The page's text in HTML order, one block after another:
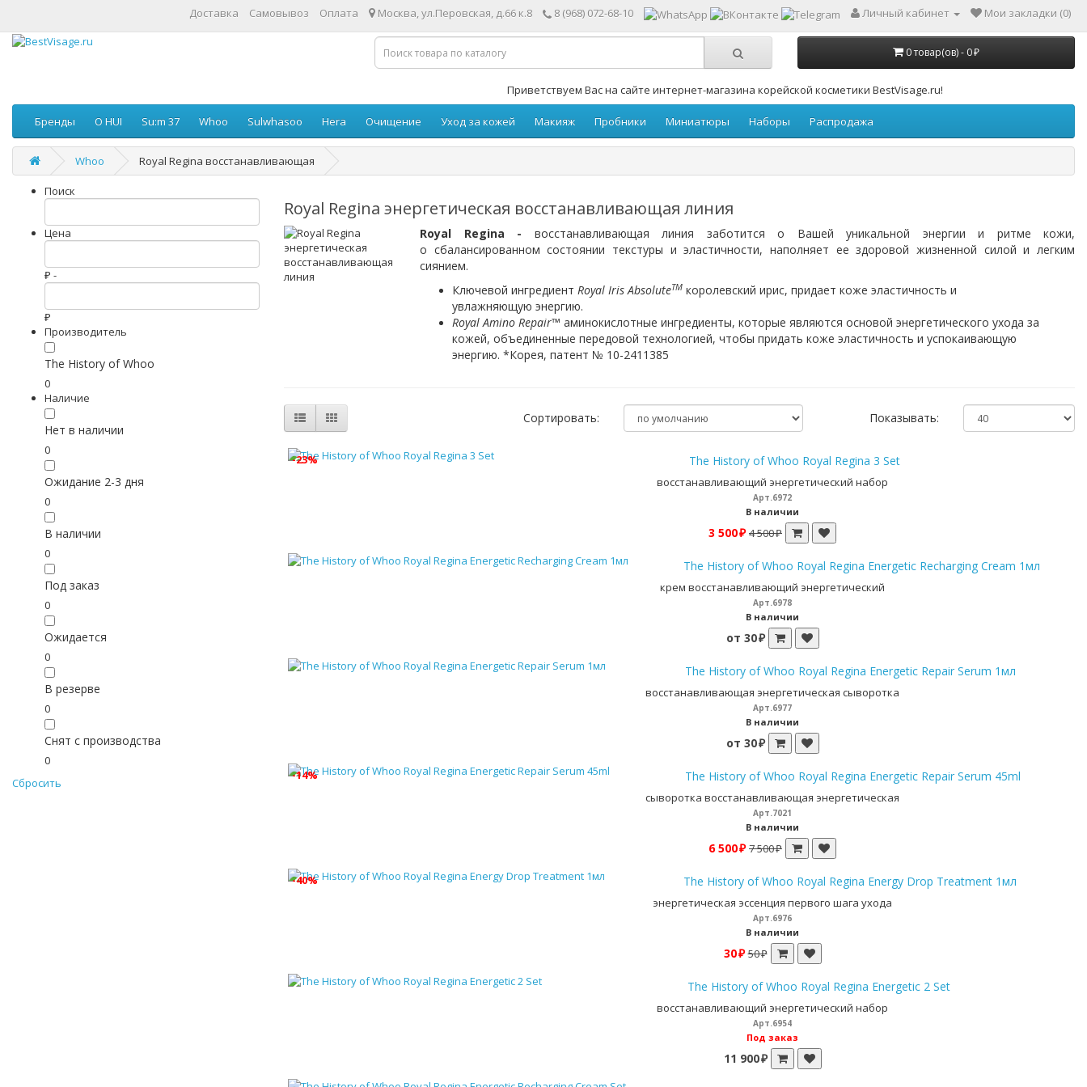
Доставка Самовывоз Оплата Москва, ул.Перовская, д.66 к.8 8 (968) 072-68-10 Личный кабинет Мои закладки (0)
0 товар(ов) - 0 ₽
Приветствуем Вас на сайте интернет-магазина корейской косметики BestVisage.ru!
Бренды O HUI Su:m 37 Whoo Sulwhasoo Hera Очищение Уход за кожей Макияж Пробники Миниатюры Наборы Распродажа
Whoo Royal Regina восстанавливающая
Поиск
Цена
₽ -
₽
Производитель
The History of Whoo
0
Наличие
Нет в наличии
0
Ожидание 2-3 дня
0
В наличии
0
Под заказ
0
Ожидается
0
В резерве
0
Снят с производства
0
Сбросить
Royal Regina энергетическая восстанавливающая линия
Royal Regina - восстанавливающая линия заботится о Вашей уникальной энергии и ритме кожи,
о сбалансированном состоянии текстуры и эластичности, наполняет ее здоровой жизненной силой и легким
сиянием.
Ключевой ингредиент Royal Iris AbsoluteTM королевский ирис, придает коже эластичность и
увлажняющую энергию.
Royal Amino Repair™ аминокислотные ингредиенты, которые являются основой энергетического ухода за
кожей, объединенные передовой технологией, чтобы придать коже эластичность и успокаивающую
энергию. *Корея, патент № 10-2411385
Сортировать: Показывать:
-23% The History of Whoo Royal Regina 3 Set
восстанавливающий энергетический набор
Арт.6972
В наличии
3 500 ₽ 4 500 ₽
The History of Whoo Royal Regina Energetic Recharging Cream 1мл
крем восстанавливающий энергетический
Арт.6978
В наличии
от 30 ₽
The History of Whoo Royal Regina Energetic Repair Serum 1мл
восстанавливающая энергетическая сыворотка
Арт.6977
В наличии
от 30 ₽
-14% The History of Whoo Royal Regina Energetic Repair Serum 45ml
сыворотка восстанавливающая энергетическая
Арт.7021
В наличии
6 500 ₽ 7 500 ₽
-40% The History of Whoo Royal Regina Energy Drop Treatment 1мл
энергетическая эссенция первого шага ухода
Арт.6976
В наличии
30 ₽ 50 ₽
The History of Whoo Royal Regina Energetic 2 Set
восстанавливающий энергетический набор
Арт.6954
Под заказ
11 900 ₽